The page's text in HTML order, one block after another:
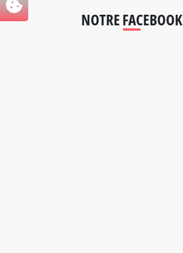
NOTRE FACEBOOK